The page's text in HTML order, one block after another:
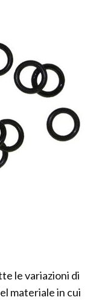
le variazioni di
materiale in cui